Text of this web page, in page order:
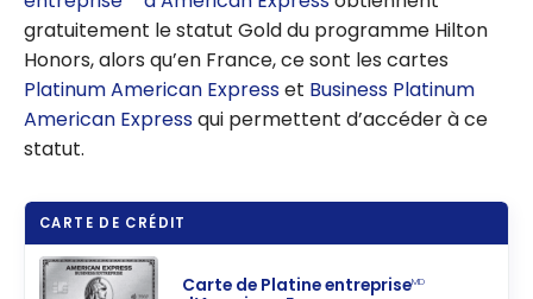
partenariat
exclusif
gratuitement le statut Gold du programme Hilton
Honors, alors qu’en France, ce sont les cartes
Platinum American Expresset Business Platinum
American Expressqui permettent d’accéder à ce
statut.
CARTE DE CRÉDIT
Carte de Platine entrepriseMD